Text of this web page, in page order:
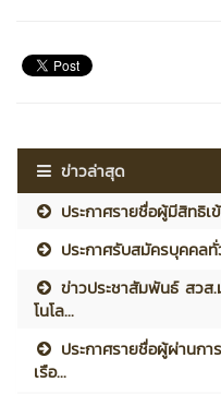
ข่าวล่าสุด
ประกาศรายชื่อผู้มีสิทธิเ
ประกาศรับสมัครบุคคลทั่
ข่าวประชาสัมพันธ์ สวส
โนโล...
ประกาศรายชื่อผู้ผ่านกา
เรือ...